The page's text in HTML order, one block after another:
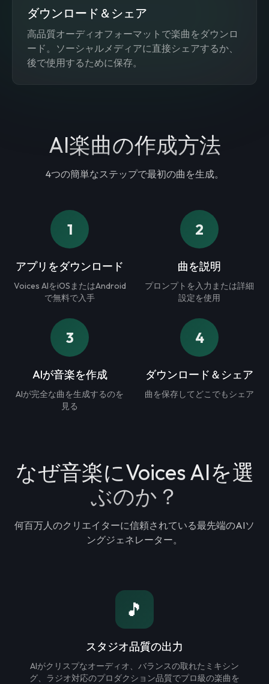
ダウンロード＆シェア
高品質オーディオフォーマットで楽曲をダウンロ
ード。ソーシャルメディアに直接シェアするか、
後で使用するために保存。
AI楽曲の作成方法
4つの簡単なステップで最初の曲を生成。
1
アプリをダウンロード
Voices AIをiOSまたはAndroid
で無料で入手
2
曲を説明
プロンプトを入力または詳細
設定を使用
3
AIが音楽を作成
AIが完全な曲を生成するのを
見る
4
ダウンロード＆シェア
曲を保存してどこでもシェア
なぜ音楽にVoices AIを選
ぶのか？
何百万人のクリエイターに信頼されている最先端のAIソ
ングジェネレーター。
🎵
スタジオ品質の出力
AIがクリスプなオーディオ、バランスの取れたミキシン
グ、ラジオ対応のプロダクション品質でプロ級の楽曲を